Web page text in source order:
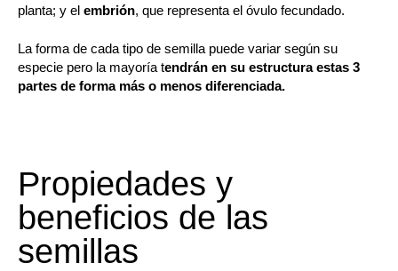
planta; y el embrión, que representa el óvulo fecundado.
La forma de cada tipo de semilla puede variar según su
especie pero la mayoría tendrán en su estructura estas 3
partes de forma más o menos diferenciada.
Propiedades y
beneficios de las
semillas